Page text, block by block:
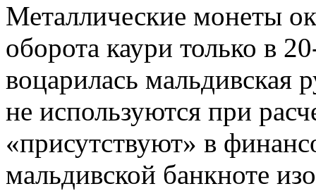
Металлические монеты
оборота каури только в
воцарилась мальдивская
не используются при
«присутствуют» в
мальдивской банкноте